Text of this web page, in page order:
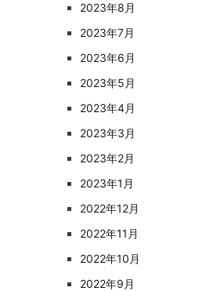
2023年8月
2023年7月
2023年6月
2023年5月
2023年4月
2023年3月
2023年2月
2023年1月
2022年12月
2022年11月
2022年10月
2022年9月